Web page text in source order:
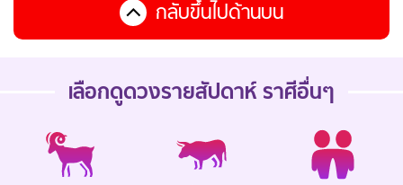
กลับขึ้นไปด้านบน
เลือกดูดวงรายสัปดาห์ ราศีอื่นๆ